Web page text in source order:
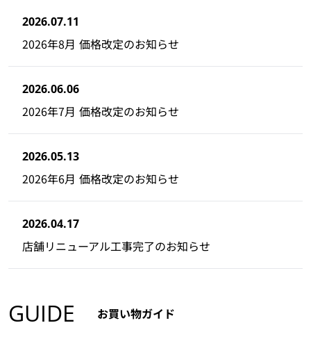
2026.07.11
2026年8月 価格改定のお知らせ
2026.06.06
2026年7月 価格改定のお知らせ
2026.05.13
2026年6月 価格改定のお知らせ
2026.04.17
店舗リニューアル工事完了のお知らせ
GUIDE お買い物ガイド